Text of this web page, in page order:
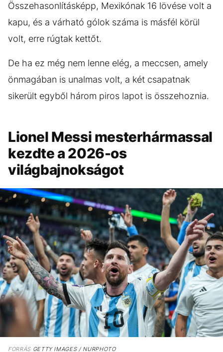
Összehasonlításképp, Mexikónak 16 lövése volt a
kapu, és a várható gólok száma is másfél körül
volt, erre rúgtak kettőt.
De ha ez még nem lenne elég, a meccsen, amely
önmagában is unalmas volt, a két csapatnak
sikerült egyből három piros lapot is összehoznia.
Lionel Messi mesterhármassal
kezdte a 2026-os
világbajnokságot
FORRÁSGETTY IMAGES / NURPHOTO